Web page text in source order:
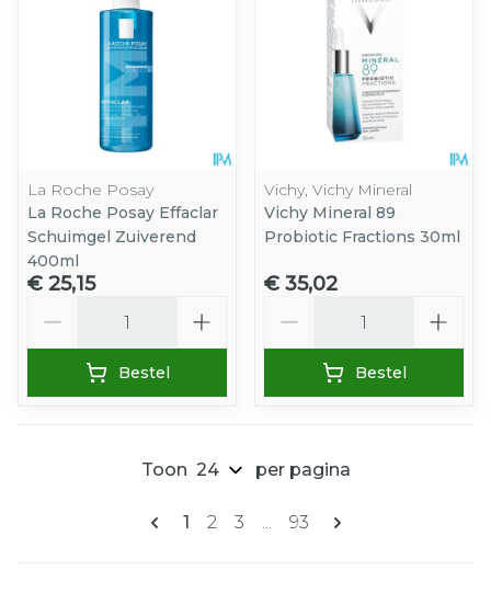
La Roche Posay
La Roche Posay Effaclar
Schuimgel Zuiverend
400ml
€ 25,15
Bestel
Vichy, Vichy Mineral
Vichy Mineral 89
Probiotic Fractions 30ml
€ 35,02
Bestel
Pagina's
U lees momenteel pagina
1 Pagina
2 Pagina
3 ... Pagina
93
Toon per pagina